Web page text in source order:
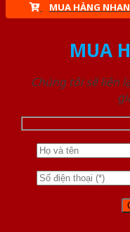
MUA HÀNG
MUA
Chúng tôi sẽ liên